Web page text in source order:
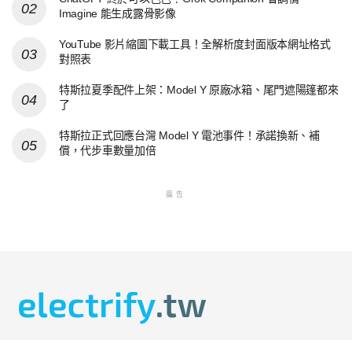
Imagine 能生成露骨影像
YouTube 影片縮圖下載工具！全解析度封面版本網址格式
對照表
特斯拉夏季配件上架：Model Y 原廠冰箱、尾門遮陽篷都來
了
特斯拉正式回應台灣 Model Y 電池事件！承諾換新、補
償，代步車數量加倍
廣告